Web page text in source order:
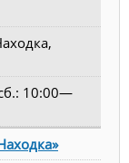
10:00—